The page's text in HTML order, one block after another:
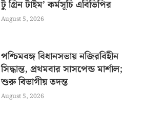
টু গ্রিন টাইম’ কর্মসূচি এবিভিপির
August 5, 2026
পশ্চিমবঙ্গ বিধানসভায় নজিরবিহীন
সিদ্ধান্ত, প্রথমবার সাসপেন্ড মার্শাল;
শুরু বিভাগীয় তদন্ত
August 5, 2026